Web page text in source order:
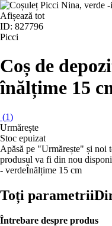
Afișează tot
ID: 827796
Picci
Coș de
înălțime 15
(1)
Urmărește
Stoc epuizat
Apăsă pe "Urmărește" și noi
produsul va fi din nou
- verdeÎnălțime 15 cm
Toți parametrii
Întrebare despre produs